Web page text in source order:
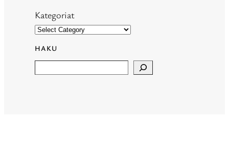
Kategoriat
HAKU